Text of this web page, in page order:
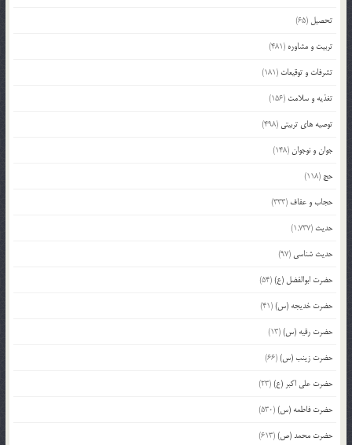
تحصیل (65)
تربیت و مشاوره (481)
تشرفات و توقیعات (181)
تغذیه و سلامت (156)
توصیه های تربیتی (498)
جوان و نوجوان(148)
حج (118)
حجاب و عفاف (333)
حدیث (1,737)
حدیث شناسی (97)
حضرت ابوالفضل (ع)(54)
حضرت خدیجه (س)(41)
حضرت رقیه (س)(13)
حضرت زینب (س)(66)
حضرت علی اکبر (ع)(23)
حضرت فاطمه (س)(530)
حضرت محمد (ص)(613)